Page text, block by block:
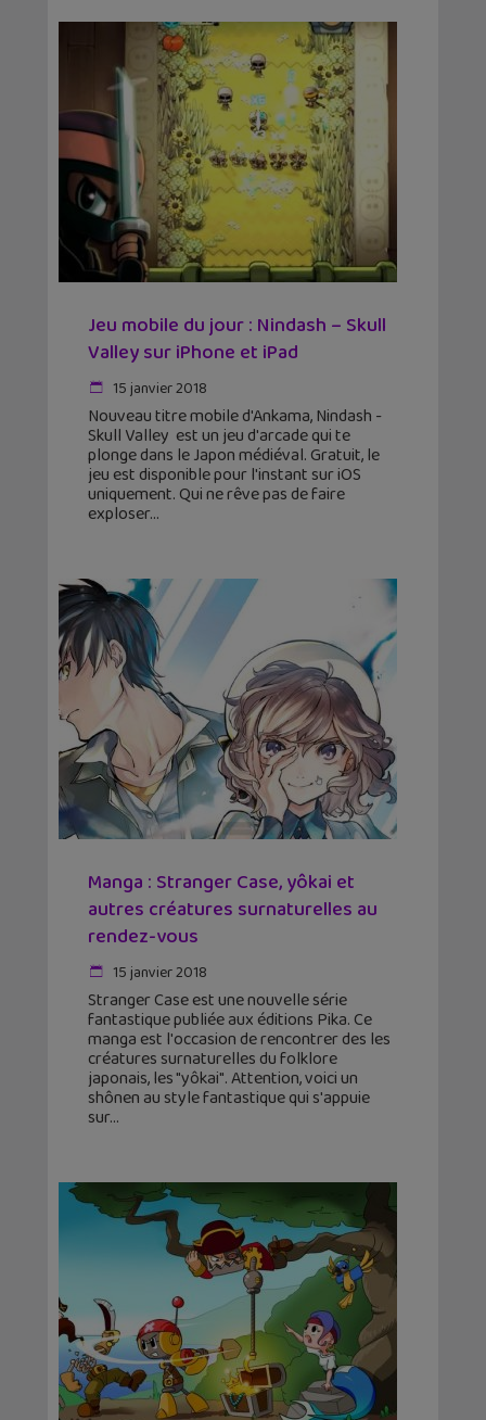
Jeu mobile du jour : Nindash – Skull
Valley sur iPhone et iPad
15 janvier 2018
Nouveau titre mobile d'Ankama, Nindash -
Skull Valley est un jeu d'arcade qui te
plonge dans le Japon médiéval. Gratuit, le
jeu est disponible pour l'instant sur iOS
uniquement. Qui ne rêve pas de faire
exploser
Manga : Stranger Case, yôkai et
autres créatures surnaturelles au
rendez-vous
15 janvier 2018
Stranger Case est une nouvelle série
fantastique publiée aux éditions Pika. Ce
manga est l'occasion de rencontrer des les
créatures surnaturelles du folklore
japonais, les "yôkai". Attention, voici un
shônen au style fantastique qui s'appuie
sur